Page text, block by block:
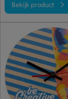
Bekijk product